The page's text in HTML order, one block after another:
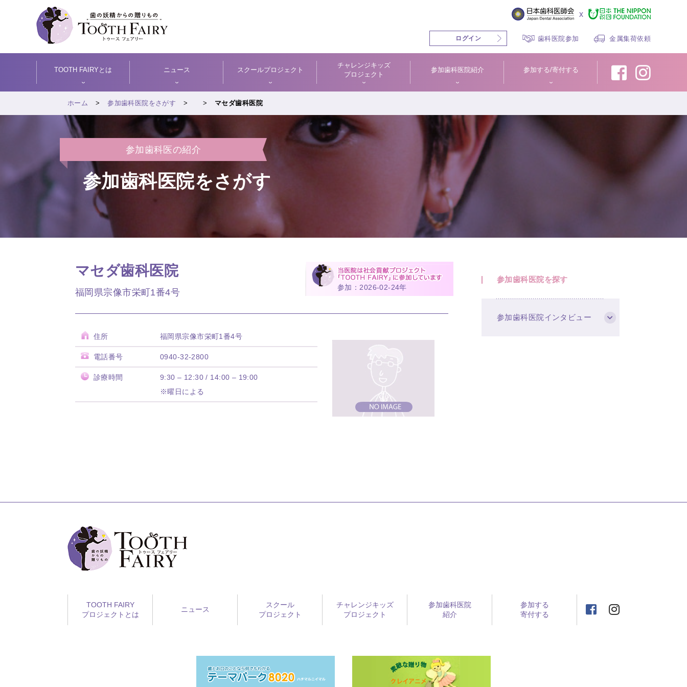
x
ログイン 歯科医院参加 金属集荷依頼
TOOTH FAIRYとは ニュース スクールプロジェクト
チャレンジキッズ
プロジェクト
参加歯科医院紹介 参加する/寄付する
ホーム 参加歯科医院をさがす マセダ歯科医院
参加歯科医の紹介
参加歯科医院をさがす
マセダ歯科医院
福岡県宗像市栄町1番4号 参加：2026-02-24年
住所 福岡県宗像市栄町1番4号
電話番号 0940-32-2800
診療時間
9:30 – 12:30 / 14:00 – 19:00
※曜日による
参加歯科医院を探す
参加歯科医院インタビュー
TOOTH FAIRY
プロジェクトとは
ニュース
スクール
プロジェクト
チャレンジキッズ
プロジェクト
参加歯科医院
紹介
参加する
寄付する